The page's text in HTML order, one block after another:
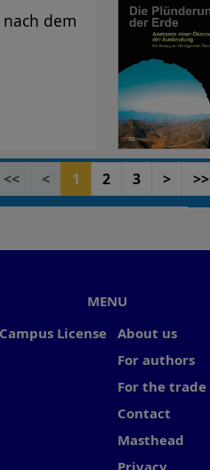
dem
<< < 1 2 3 > >>
MENU
Campus License
About us
For authors
For the trade
Contact
Masthead
Privacy